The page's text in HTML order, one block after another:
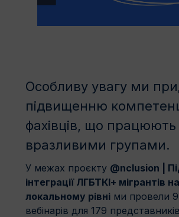
Особливу увагу ми
підвищенню
фахівців, що працюють
вразливими групами.
У межах проєкту @nclusion |
інтеграції ЛГБТКІ+ мігрантів на
локальному рівні ми провели
вебінарів для 179 представників